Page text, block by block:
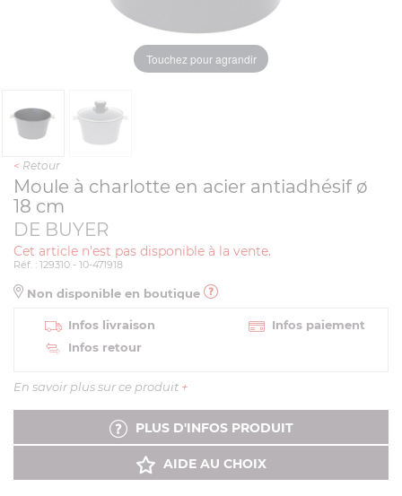
Touchez pour agrandir
< Retour
Moule à charlotte en acier antiadhésif ø
18 cm
DE BUYER
Cet article n'est pas disponible à la vente.
Réf. : 129310 - 10-471918
Non disponible en boutique
Infos livraison
Infos paiement
Infos retour
En savoir plus sur ce produit +
PLUS D'INFOS PRODUIT
AIDE AU CHOIX